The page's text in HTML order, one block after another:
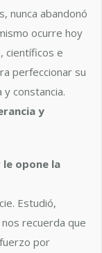
nunca abandonó
ocurre hoy
científicos e
perfeccionar su
constancia.
y
opone la
Estudió,
recuerda que
por